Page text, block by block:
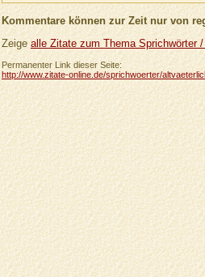
Kommentare können zur Zeit nur von
Zeigealle Zitate zum Thema Sprichwörter
Permanenter Link dieser Seite:
http://www.zitate-online.de/sprichwoerter/